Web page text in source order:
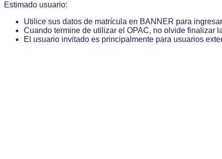
Estimado usuario:
Utilice sus datos de matrícula en BANNER para ingresar
Cuando termine de utilizar el OPAC, no olvide finalizar
El usuario invitado es principalmente para usuarios